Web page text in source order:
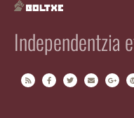
Independentzia